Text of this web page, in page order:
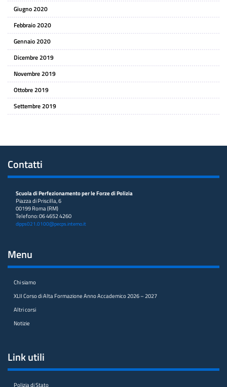
Giugno 2020
Febbraio 2020
Gennaio 2020
Dicembre 2019
Novembre 2019
Ottobre 2019
Settembre 2019
Contatti
Scuola di Perfezionamento per le Forze di Polizia
Piazza di Priscilla, 6
00199 Roma (RM)
Telefono: 06 4652 4260
dipps021.0100@pecps.interno.it
Menu
Chi siamo
XLII Corso di Alta Formazione Anno Accademico 2026 – 2027
Altri corsi
Notizie
Link utili
Polizia di Stato